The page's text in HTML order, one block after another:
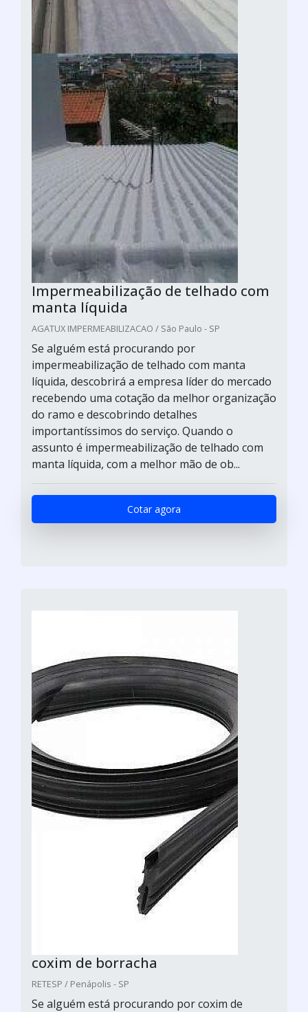
Impermeabilização de telhado com
manta líquida
AGATUX IMPERMEABILIZACAO / São Paulo - SP
Se alguém está procurando por
impermeabilização de telhado com manta
líquida, descobrirá a empresa líder do mercado
recebendo uma cotação da melhor organização
do ramo e descobrindo detalhes
importantíssimos do serviço. Quando o
assunto é impermeabilização de telhado com
manta líquida, com a melhor mão de ob...
Cotar agora
coxim de borracha
RETESP / Penápolis - SP
Se alguém está procurando por coxim de